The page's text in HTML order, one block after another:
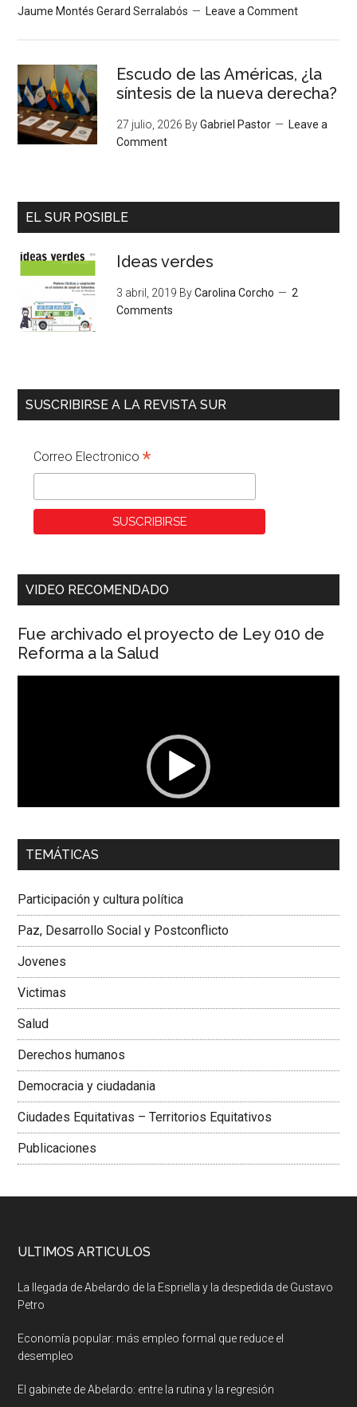
Jaume Montés Gerard Serralabós
Leave a Comment
Escudo de las Américas, ¿la
síntesis de la nueva derecha?
27 julio, 2026 ByGabriel Pastor
Leave a
Comment
EL SUR POSIBLE
Ideas verdes
3 abril, 2019 ByCarolina Corcho
2
Comments
SUSCRIBIRSE A LA REVISTA SUR
Correo Electronico*
VIDEO RECOMENDADO
Fue archivado el proyecto de Ley 010 de
Reforma a la Salud
00:00 01:04
Dra. Carolina Corcho Mejía,Presidenta Corporación
Colombiana
TEMÁTICAS
Participación y cultura política
Paz, Desarrollo Social y Postconflicto
Jovenes
Victimas
Salud
Derechos humanos
Democracia y ciudadania
Ciudades Equitativas – Territorios Equitativos
Publicaciones
ULTIMOS ARTICULOS
La llegada de Abelardo de la Espriella y la despedida de Gustavo
Petro
Economía popular: más empleo formal que reduce el
desempleo
El gabinete de Abelardo: entre la rutina y la regresión